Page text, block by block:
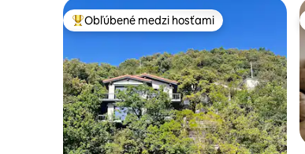
Najobľúbenejšie medzi hosťami
Obľúbené medzi hosťami